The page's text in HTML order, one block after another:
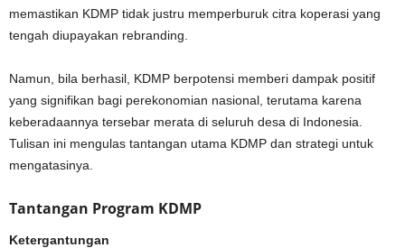
memastikan KDMP tidak justru memperburuk citra koperasi yang
tengah diupayakan rebranding.
Namun, bila berhasil, KDMP berpotensi memberi dampak positif
yang signifikan bagi perekonomian nasional, terutama karena
keberadaannya tersebar merata di seluruh desa di Indonesia.
Tulisan ini mengulas tantangan utama KDMP dan strategi untuk
mengatasinya.
Tantangan Program KDMP
Ketergantungan